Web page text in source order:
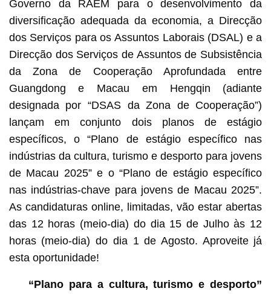
Governo da RAEM para o desenvolvimento da
diversificação adequada da economia, a Direcção
dos Serviços para os Assuntos Laborais (DSAL) e a
Direcção dos Serviços de Assuntos de Subsistência
da Zona de Cooperação Aprofundada entre
Guangdong e Macau em Hengqin (adiante
designada por “DSAS da Zona de Cooperação”)
lançam em conjunto dois planos de estágio
específicos, o “Plano de estágio específico nas
indústrias da cultura, turismo e desporto para jovens
de Macau 2025” e o “Plano de estágio específico
nas indústrias-chave para jovens de Macau 2025”.
As candidaturas online, limitadas, vão estar abertas
das 12 horas (meio-dia) do dia 15 de Julho às 12
horas (meio-dia) do dia 1 de Agosto. Aproveite já
esta oportunidade!
“Plano para a cultura, turismo e desporto”